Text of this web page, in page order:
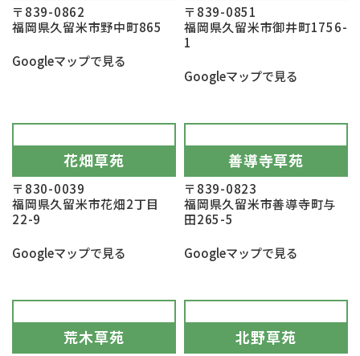
〒839-0862
福岡県久留米市野中町865
Googleマップで見る
〒839-0851
福岡県久留米市御井町1756-
1
Googleマップで見る
花畑草苑
〒830-0039
福岡県久留米市花畑2丁目
22-9
Googleマップで見る
善導寺草苑
〒839-0823
福岡県久留米市善導寺町与
田265-5
Googleマップで見る
荒木草苑 北野草苑